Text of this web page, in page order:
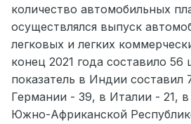
количество автомобильных
осуществлялся выпуск
легковых и легких
конец 2021 года составило
показатель в Индии составил
Германии - 39, в Италии - 21,
Южно-Африканской